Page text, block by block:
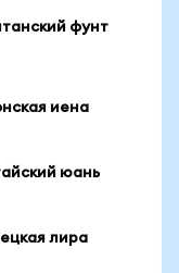
фунт
иена
юань
лира